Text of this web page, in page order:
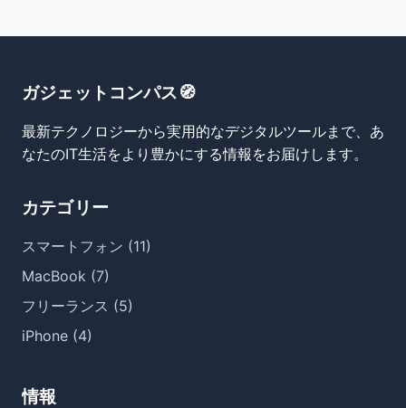
ガジェットコンパス🧭
最新テクノロジーから実用的なデジタルツールまで、あ
なたのIT生活をより豊かにする情報をお届けします。
カテゴリー
スマートフォン (11)
MacBook (7)
フリーランス (5)
iPhone (4)
情報